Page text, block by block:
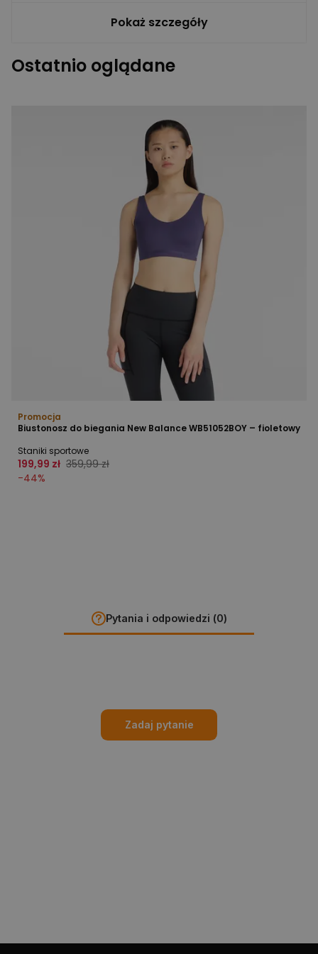
Pokaż szczegóły
Ostatnio oglądane
Promocja
Biustonosz do biegania New Balance WB51052BOY – fioletowy
Staniki sportowe
199,99 zł 359,99 zł
-44%
Pytania i odpowiedzi (0)
Zadaj pytanie